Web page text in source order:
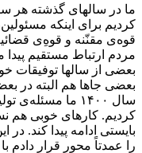
ما در سالهای گذشته هر
کردیم برای اینکه
قوه‌ی مقنّنه و قوه‌ِی
مردم ارتباط مستقیم پیدا
بعضی از سالها توفیقات
بعضی جاها هم البته در
سال ۱۴۰۰ ما
کردیم. کارهای خوبی هم
بایستی ادامه پیدا کند. در
را عمدتاً محور قرار